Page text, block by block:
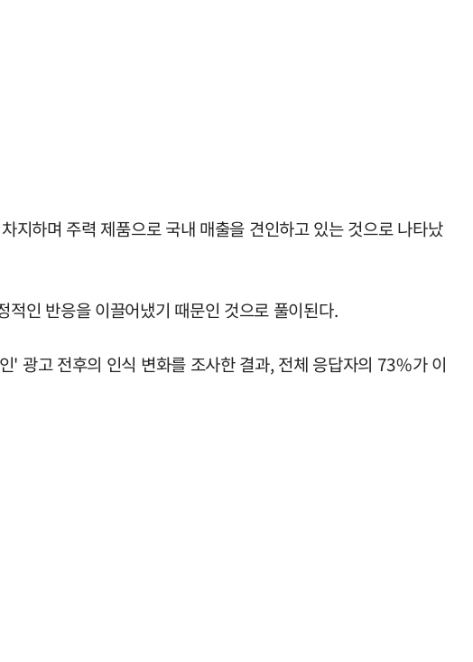
하며 주력 제품으로 국내 매출을 견인하고 있는 것으로 나타났
인 반응을 이끌어냈기 때문인 것으로 풀이된다.
광고 전후의 인식 변화를 조사한 결과, 전체 응답자의 73%가 이